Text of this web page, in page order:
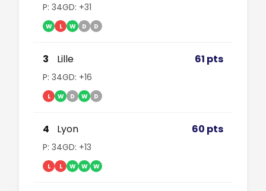
P: 34GD: +31
W L W D D
3 Lille 61 pts
P: 34GD: +16
L W D W D
4 Lyon 60 pts
P: 34GD: +13
L L W W W